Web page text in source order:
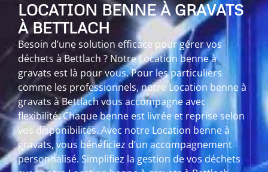
LOCATION BENNE À GRAVATS
À BETTLACH
Besoin d’une solution efficace pour gérer vos
déchets à Bettlach ? Notre Location benne à
gravats est là pour vous. Pour les particuliers
comme les professionnels, notre Location benne à
gravats à Bettlach vous accompagne avec
flexibilité. Chaque benne est livrée et reprise selon
vos disponibilités. Avec notre Location benne à
gravats, vous bénéficiez d’un accompagnement
personnalisé. Simplifiez la gestion de vos déchets